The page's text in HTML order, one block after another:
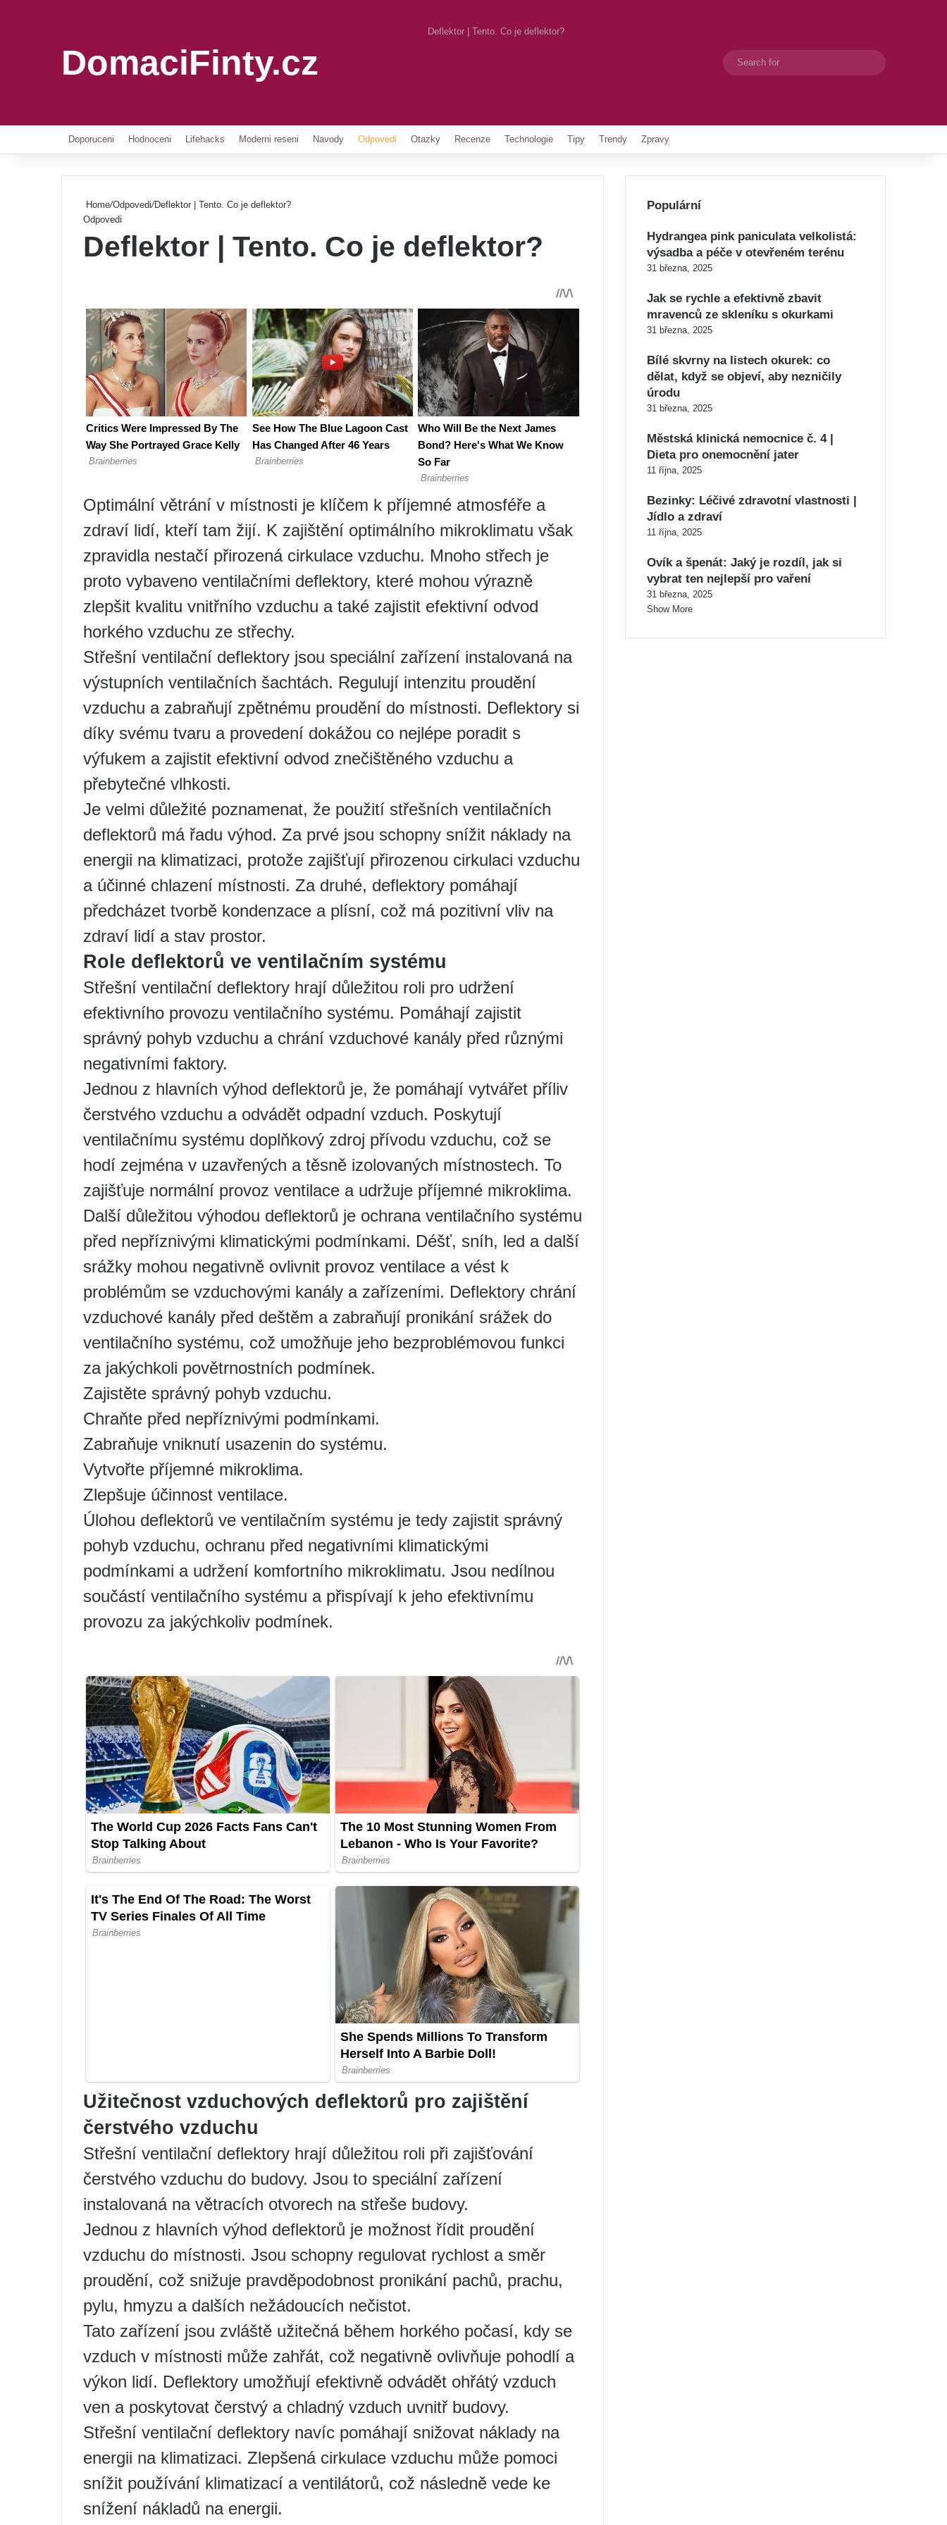
DomaciFinty.cz
Deflektor | Tento. Co je deflektor?
Switch skin
Doporuceni Hodnoceni Lifehacks Moderni reseni Navody Odpovedi Otazky Recenze Technologie Tipy Trendy Zpravy
Home/Odpovedi/Deflektor | Tento. Co je deflektor?
Odpovedi
Deflektor | Tento. Co je deflektor?
Optimální větrání v místnosti je klíčem k příjemné atmosféře a
zdraví lidí, kteří tam žijí. K zajištění optimálního mikroklimatu však
zpravidla nestačí přirozená cirkulace vzduchu. Mnoho střech je
proto vybaveno ventilačními deflektory, které mohou výrazně
zlepšit kvalitu vnitřního vzduchu a také zajistit efektivní odvod
horkého vzduchu ze střechy.
Střešní ventilační deflektory jsou speciální zařízení instalovaná na
výstupních ventilačních šachtách. Regulují intenzitu proudění
vzduchu a zabraňují zpětnému proudění do místnosti. Deflektory si
díky svému tvaru a provedení dokážou co nejlépe poradit s
výfukem a zajistit efektivní odvod znečištěného vzduchu a
přebytečné vlhkosti.
Je velmi důležité poznamenat, že použití střešních ventilačních
deflektorů má řadu výhod. Za prvé jsou schopny snížit náklady na
energii na klimatizaci, protože zajišťují přirozenou cirkulaci vzduchu
a účinné chlazení místnosti. Za druhé, deflektory pomáhají
předcházet tvorbě kondenzace a plísní, což má pozitivní vliv na
zdraví lidí a stav prostor.
Role deflektorů ve ventilačním systému
Střešní ventilační deflektory hrají důležitou roli pro udržení
efektivního provozu ventilačního systému. Pomáhají zajistit
správný pohyb vzduchu a chrání vzduchové kanály před různými
negativními faktory.
Jednou z hlavních výhod deflektorů je, že pomáhají vytvářet příliv
čerstvého vzduchu a odvádět odpadní vzduch. Poskytují
ventilačnímu systému doplňkový zdroj přívodu vzduchu, což se
hodí zejména v uzavřených a těsně izolovaných místnostech. To
zajišťuje normální provoz ventilace a udržuje příjemné mikroklima.
Další důležitou výhodou deflektorů je ochrana ventilačního systému
před nepříznivými klimatickými podmínkami. Déšť, sníh, led a další
srážky mohou negativně ovlivnit provoz ventilace a vést k
problémům se vzduchovými kanály a zařízeními. Deflektory chrání
vzduchové kanály před deštěm a zabraňují pronikání srážek do
ventilačního systému, což umožňuje jeho bezproblémovou funkci
za jakýchkoli povětrnostních podmínek.
Zajistěte správný pohyb vzduchu.
Chraňte před nepříznivými podmínkami.
Zabraňuje vniknutí usazenin do systému.
Vytvořte příjemné mikroklima.
Zlepšuje účinnost ventilace.
Úlohou deflektorů ve ventilačním systému je tedy zajistit správný
pohyb vzduchu, ochranu před negativními klimatickými
podmínkami a udržení komfortního mikroklimatu. Jsou nedílnou
součástí ventilačního systému a přispívají k jeho efektivnímu
provozu za jakýchkoliv podmínek.
Užitečnost vzduchových deflektorů pro zajištění
čerstvého vzduchu
Střešní ventilační deflektory hrají důležitou roli při zajišťování
čerstvého vzduchu do budovy. Jsou to speciální zařízení
instalovaná na větracích otvorech na střeše budovy.
Jednou z hlavních výhod deflektorů je možnost řídit proudění
vzduchu do místnosti. Jsou schopny regulovat rychlost a směr
proudění, což snižuje pravděpodobnost pronikání pachů, prachu,
pylu, hmyzu a dalších nežádoucích nečistot.
Tato zařízení jsou zvláště užitečná během horkého počasí, kdy se
vzduch v místnosti může zahřát, což negativně ovlivňuje pohodlí a
výkon lidí. Deflektory umožňují efektivně odvádět ohřátý vzduch
ven a poskytovat čerstvý a chladný vzduch uvnitř budovy.
Střešní ventilační deflektory navíc pomáhají snižovat náklady na
energii na klimatizaci. Zlepšená cirkulace vzduchu může pomoci
snížit používání klimatizací a ventilátorů, což následně vede ke
snížení nákladů na energii.
Populární
Hydrangea pink paniculata velkolistá:
výsadba a péče v otevřeném terénu
31 března, 2025
Jak se rychle a efektivně zbavit
mravenců ze skleníku s okurkami
31 března, 2025
Bílé skvrny na listech okurek: co
dělat, když se objeví, aby nezničily
úrodu
31 března, 2025
Městská klinická nemocnice č. 4 |
Dieta pro onemocnění jater
11 října, 2025
Bezinky: Léčivé zdravotní vlastnosti |
Jídlo a zdraví
11 října, 2025
Ovík a špenát: Jaký je rozdíl, jak si
vybrat ten nejlepší pro vaření
31 března, 2025
Show More